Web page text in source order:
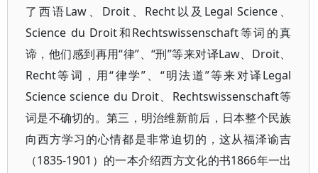
了西语Law、Droit、Recht以及Legal Science、
Science du Droit和Rechtswissenschaft等词的真
谛，他们感到再用“律”、“刑”等来对译Law、Droit、
Recht等词，用“律学”、“明法道”等来对译Legal
Science science du Droit、Rechtswissenschaft等
词是不确切的。第三，明治维新前后，日本整个民族
向西方学习的心情都是非常迫切的，这从福泽谕吉
（1835-1901）的一本介绍西方文化的书1866年一出